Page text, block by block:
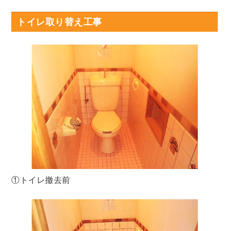
トイレ取り替え工事
①トイレ撤去前